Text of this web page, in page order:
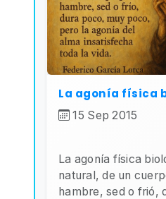
La agonía física
15 Sep 2015
La agonía física
natural, de un
hambre, sed o frió,